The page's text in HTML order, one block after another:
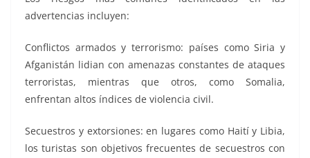
advertencias incluyen:
Conflictos armados y terrorismo: países como Siria y
Afganistán lidian con amenazas constantes de ataques
terroristas, mientras que otros, como Somalia,
enfrentan altos índices de violencia civil.
Secuestros y extorsiones: en lugares como Haití y Libia,
los turistas son objetivos frecuentes de secuestros con